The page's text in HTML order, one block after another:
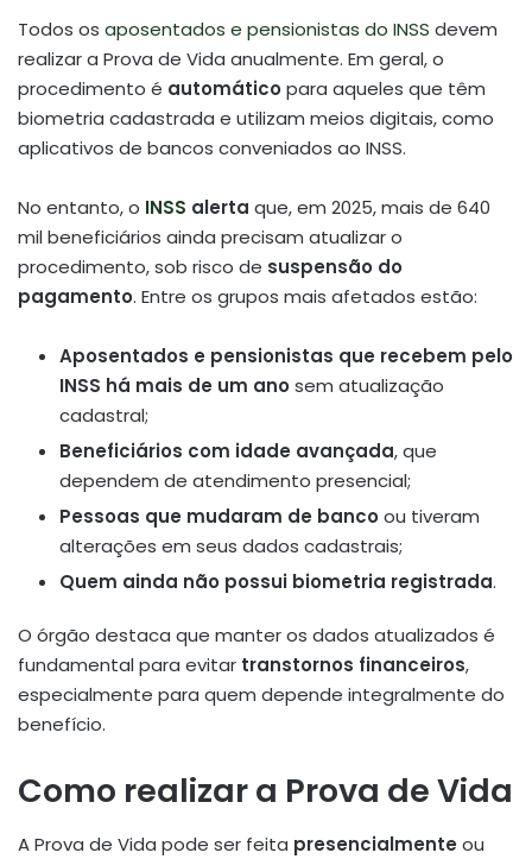
Todos os aposentados e pensionistas do INSS devem
realizar a Prova de Vida anualmente. Em geral, o
procedimento é automático para aqueles que têm
biometria cadastrada e utilizam meios digitais, como
aplicativos de bancos conveniados ao INSS.
No entanto, o INSS alerta que, em 2025, mais de 640
mil beneficiários ainda precisam atualizar o
procedimento, sob risco de suspensão do
pagamento. Entre os grupos mais afetados estão:
Aposentados e pensionistas que recebem pelo
INSS há mais de um ano sem atualização
cadastral;
Beneficiários com idade avançada, que
dependem de atendimento presencial;
Pessoas que mudaram de banco ou tiveram
alterações em seus dados cadastrais;
Quem ainda não possui biometria registrada.
O órgão destaca que manter os dados atualizados é
fundamental para evitar transtornos financeiros,
especialmente para quem depende integralmente do
benefício.
Como realizar a Prova de Vida
A Prova de Vida pode ser feita presencialmente ou